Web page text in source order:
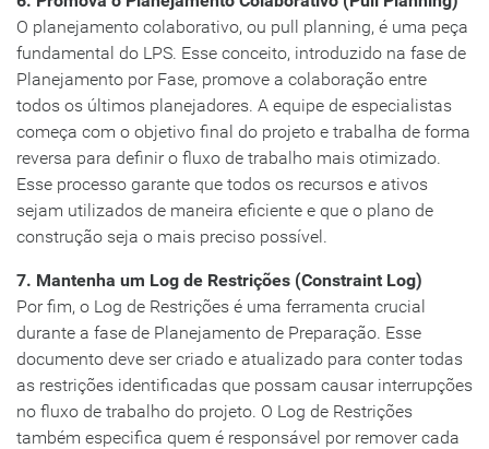
O planejamento colaborativo, ou pull planning, é uma peça
fundamental do LPS. Esse conceito, introduzido na fase de
Planejamento por Fase, promove a colaboração entre
todos os últimos planejadores. A equipe de especialistas
começa com o objetivo final do projeto e trabalha de forma
reversa para definir o fluxo de trabalho mais otimizado.
Esse processo garante que todos os recursos e ativos
sejam utilizados de maneira eficiente e que o plano de
construção seja o mais preciso possível.
7. Mantenha um Log de Restrições (Constraint Log)
Por fim, o Log de Restrições é uma ferramenta crucial
durante a fase de Planejamento de Preparação. Esse
documento deve ser criado e atualizado para conter todas
as restrições identificadas que possam causar interrupções
no fluxo de trabalho do projeto. O Log de Restrições
também especifica quem é responsável por remover cada